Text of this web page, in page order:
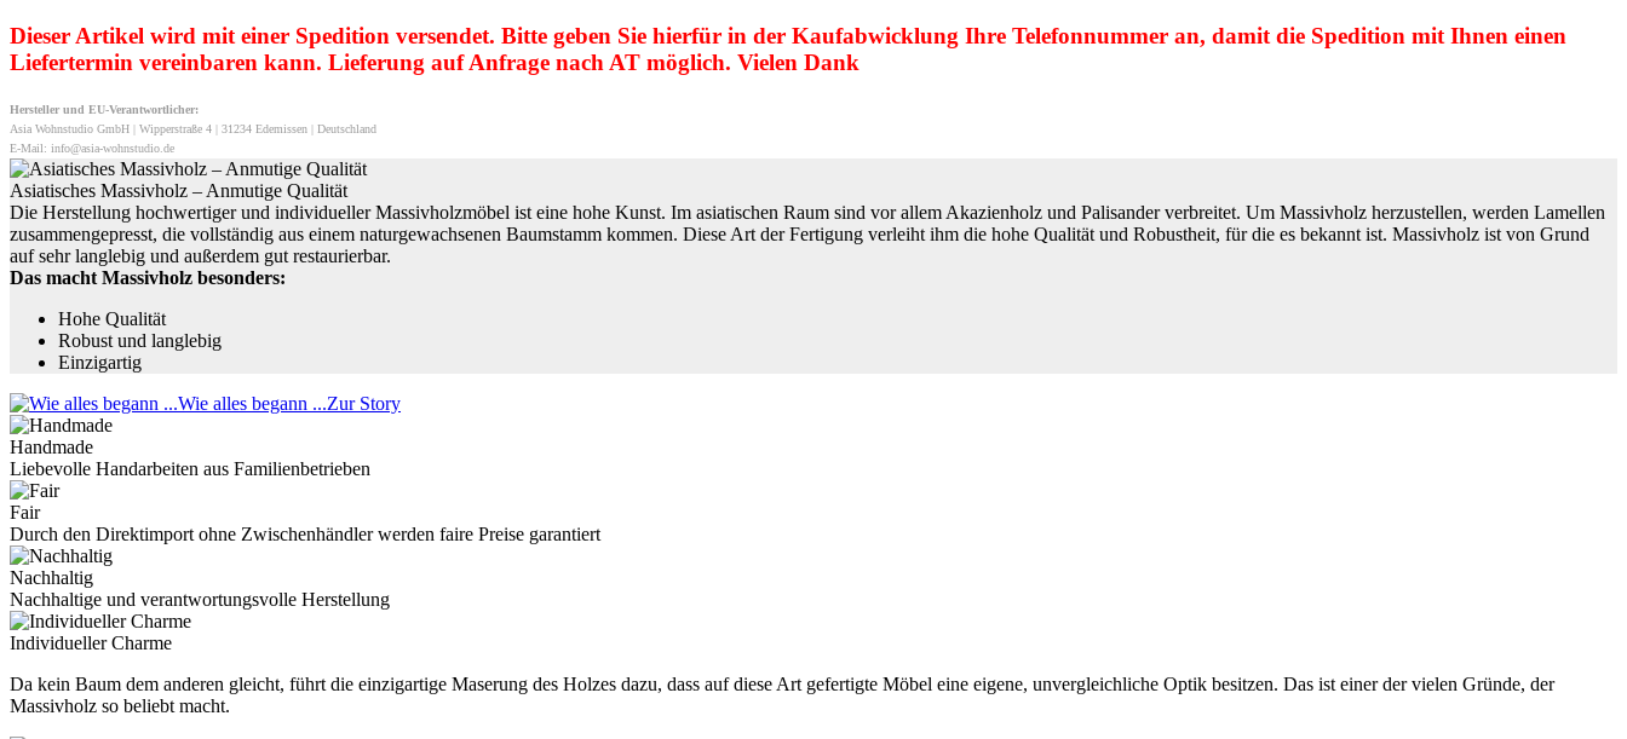
Dieser Artikel wird mit einer Spedition versendet. Bitte geben Sie hierfür in der Kaufabwicklung Ihre Telefonnummer an, damit die Spedition mit Ihnen einen
Liefertermin vereinbaren kann. Lieferung auf Anfrage nach AT möglich. Vielen Dank
Hersteller und EU-Verantwortlicher:
Asia Wohnstudio GmbH | Wipperstraße 4 | 31234 Edemissen | Deutschland
E-Mail: info@asia-wohnstudio.de
Asiatisches Massivholz – Anmutige Qualität
Die Herstellung hochwertiger und individueller Massivholzmöbel ist eine hohe Kunst. Im asiatischen Raum sind vor allem Akazienholz und Palisander verbreitet. Um Massivholz herzustellen, werden Lamellen
zusammengepresst, die vollständig aus einem naturgewachsenen Baumstamm kommen. Diese Art der Fertigung verleiht ihm die hohe Qualität und Robustheit, für die es bekannt ist. Massivholz ist von Grund
auf sehr langlebig und außerdem gut restaurierbar.
Das macht Massivholz besonders:
Hohe Qualität
Robust und langlebig
Einzigartig
Wie alles begann ...Zur Story
Handmade
Liebevolle Handarbeiten aus Familienbetrieben
Fair
Durch den Direktimport ohne Zwischenhändler werden faire Preise garantiert
Nachhaltig
Nachhaltige und verantwortungsvolle Herstellung
Individueller Charme
Da kein Baum dem anderen gleicht, führt die einzigartige Maserung des Holzes dazu, dass auf diese Art gefertigte Möbel eine eigene, unvergleichliche Optik besitzen. Das ist einer der vielen Gründe, der
Massivholz so beliebt macht.